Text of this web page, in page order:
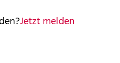
Jetzt melden